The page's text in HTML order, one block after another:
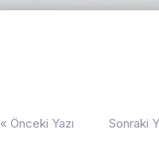
« Önceki Yazı Sonraki